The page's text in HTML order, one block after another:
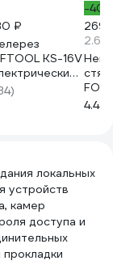
₽
KS-16V
16V
-40%
269
2.69
4.4
локальных
устройств
камер
доступа и